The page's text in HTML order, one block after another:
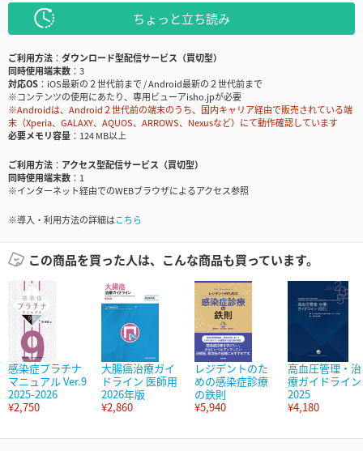
ちょっと立ち読み
ご利用方法
ダウンロード型配信サービス（買切型）
同時使用端末数
3
対応OS
iOS最新の２世代前まで / Android最新の２世代前まで
※コンテンツの使用にあたり、専用ビューアisho.jpが必要
※Androidは、Android２世代前の端末のうち、国内キャリア経由で販売されている端
末（Xperia、GALAXY、AQUOS、ARROWS、Nexusなど）にて動作確認しています
必要メモリ容量
124 MB以上
ご利用方法
アクセス型配信サービス（買切型）
同時使用端末数
1
※インターネット経由でのWEBブラウザによるアクセス参照
※導入・利用方法の詳細はこちら
この商品を買った人は、こんな商品も買っています。
感染症プラチナ
マニュアル Ver.9
2025-2026
¥2,750
大腸癌治療ガイ
ドライン 医師用
2026年版
¥2,860
レジデントのた
めの感染症診療
の鉄則
¥5,940
高血圧管理・治
療ガイドライン
2025
¥4,180